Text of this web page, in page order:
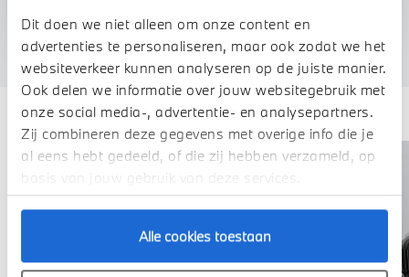
Dit doen we niet alleen om onze content en
advertenties te personaliseren, maar ook zodat we het
websiteverkeer kunnen analyseren op de juiste manier.
Ook delen we informatie over jouw websitegebruik met
onze social media-, advertentie- en analysepartners.
Zij combineren deze gegevens met overige info die je
al eens hebt gedeeld, of die zij hebben verzameld, op
basis van jouw gebruik van deze services.
Alle cookies toestaan
Deze zijn vergelijkbaar